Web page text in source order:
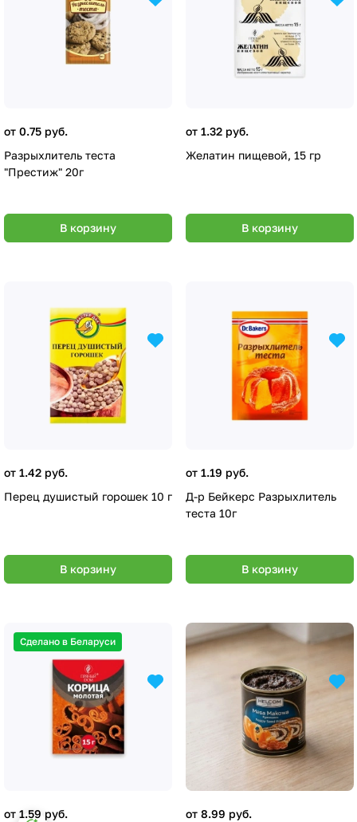
от 0.75 руб.
Разрыхлитель теста
"Престиж" 20г
В корзину
от 1.32 руб.
Желатин пищевой, 15 гр
В корзину
от 1.42 руб.
Перец душистый горошек 10 г
В корзину
от 1.19 руб.
Д-р Бейкерс Разрыхлитель
теста 10г
В корзину
Сделано в Беларуси
от 1.59 руб. от 8.99 руб.